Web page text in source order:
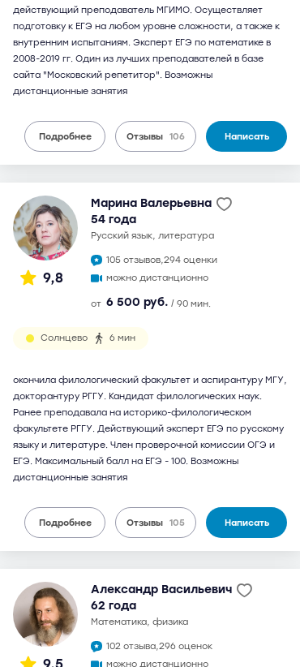
действующий преподаватель МГИМО. Осуществляет
подготовку к ЕГЭ на любом уровне сложности, а также к
внутренним испытаниям. Эксперт ЕГЭ по математике в
2008-2019 гг. Один из лучших преподавателей в базе
сайта "Московский репетитор". Возможны
дистанционные занятия
Подробнее Отзывы 106 Написать
9,8
Марина Валерьевна
54 года
русский язык, литература
105 отзывов,294 оценки
можно дистанционно
от 6 500 руб. / 90 мин.
Солнцево 6 мин
окончила филологический факультет и аспирантуру МГУ,
докторантуру РГГУ. Кандидат филологических наук.
Ранее преподавала на историко-филологическом
факультете РГГУ. Действующий эксперт ЕГЭ по русскому
языку и литературе. Член проверочной комиссии ОГЭ и
ЕГЭ. Максимальный балл на ЕГЭ - 100. Возможны
дистанционные занятия
Подробнее Отзывы 105 Написать
Александр Васильевич
62 года
математика, физика
102 отзыва,296 оценок
можно дистанционно